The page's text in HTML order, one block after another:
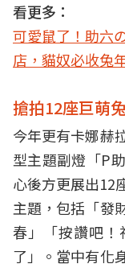
看更多：
可愛鼠了！助六
店，貓奴必收兔
搶拍12座巨萌
今年更有卡娜赫
型主題副燈「P
心後方更展出12
主題，包括「發
春」「按讚吧
了」。當中有化